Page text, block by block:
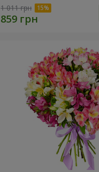
1 011 грн